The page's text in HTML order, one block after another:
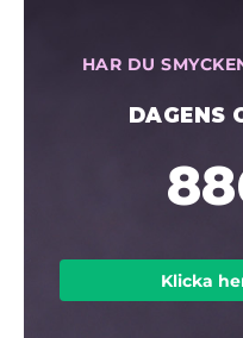
HAR DU
DAGENS
Klicka